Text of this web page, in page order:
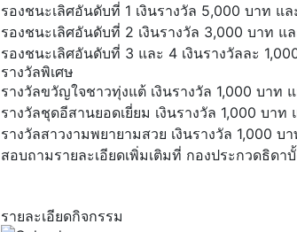
รองชนะเลิศอันดับที่ 1 เงินรางวัล 5,000 บาท แ
รองชนะเลิศอันดับที่ 2 เงินรางวัล 3,000 บาท แ
รองชนะเลิศอันดับที่ 3 และ 4 เงินรางวัลละ
รางวัลพิเศษ
รางวัลขวัญใจชาวทุ่งแต้ เงินรางวัล 1,000 บาท
รางวัลชุดอีสานยอดเยี่ยม เงินรางวัล 1,000 บาท
รางวัลสาวงามพยายามสวย เงินรางวัล 1,000 บ
สอบถามรายละเอียดเพิ่มเติมที่ กองประกวดธิด
รายละเอียดกิจกรรม